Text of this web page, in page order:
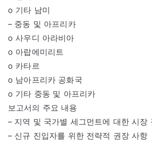
o 기타 남미
– 중동 및 아프리카
o 사우디 아라비아
o 아랍에미리트
o 카타르
o 남아프리카 공화국
o 기타 중동 및 아프리카
보고서의 주요 내용
– 지역 및 국가별 세그먼트에 대한 시장
– 신규 진입자를 위한 전략적 권장 사항